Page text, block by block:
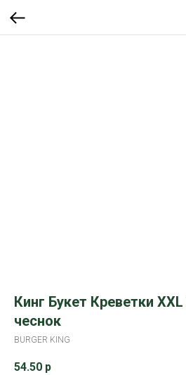
Кинг Букет Креветки
чеснок
BURGER KING
54.50 р